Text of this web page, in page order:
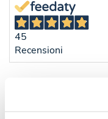
45
Recensioni